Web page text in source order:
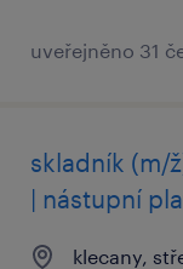
uveřejněno 31
skladník (m/
| nástupní
klecany,